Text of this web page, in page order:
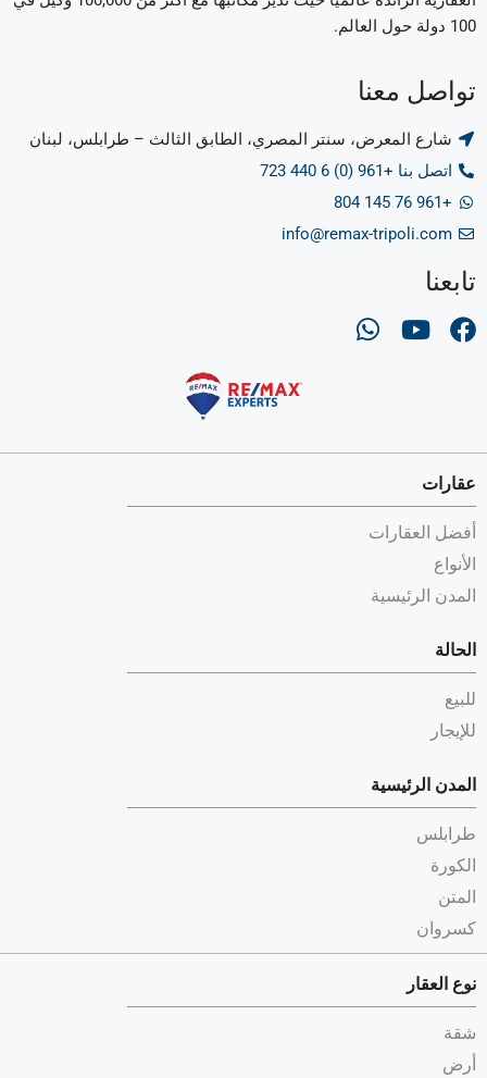
100 دولة حول العالم.
تواصل معنا
شارع المعرض، سنتر المصري، الطابق الثالث – طرابلس، لبنان
اتصل بنا +961 (0) 6 440 723
+961 76 145 804
info@remax-tripoli.com
تابعنا
عقارات
أفضل العقارات
الأنواع
المدن الرئيسية
الحالة
للبيع
للإيجار
المدن الرئيسية
طرابلس
الكورة
المتن
كسروان
نوع العقار
شقة
أرض